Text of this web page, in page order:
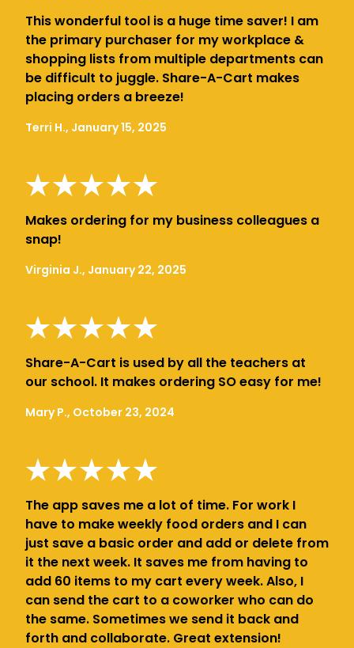
This wonderful tool is a huge time saver! I am
the primary purchaser for my workplace &
shopping lists from multiple departments can
be difficult to juggle. Share-A-Cart makes
placing orders a breeze!
Terri H., January 15, 2025
Makes ordering for my business colleagues a
snap!
Virginia J., January 22, 2025
Share-A-Cart is used by all the teachers at
our school. It makes ordering SO easy for me!
Mary P., October 23, 2024
The app saves me a lot of time. For work I
have to make weekly food orders and I can
just save a basic order and add or delete from
it the next week. It saves me from having to
add 60 items to my cart every week. Also, I
can send the cart to a coworker who can do
the same. Sometimes we send it back and
forth and collaborate. Great extension!